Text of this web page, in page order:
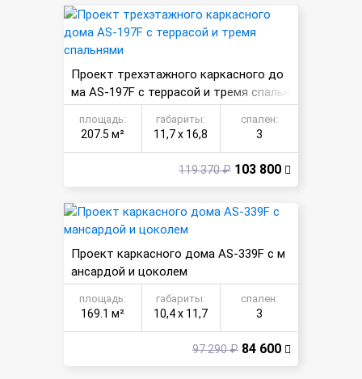
Проект трехэтажного каркасного до
ма AS-197F с террасой и тремя спальн
площадь:
207.5 м²
габариты:
11,7 х 16,8
спален:
3
119 370 ₽ 103 800
Проект каркасного дома AS-339F с м
ансардой и цоколем
площадь:
169.1 м²
габариты:
10,4 х 11,7
спален:
3
97 290 ₽ 84 600